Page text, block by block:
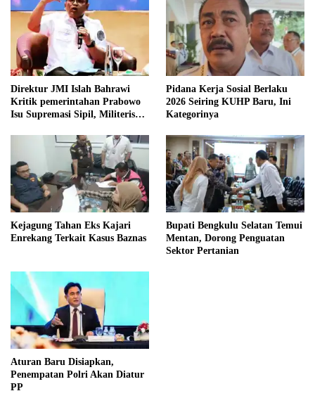
Direktur JMI Islah Bahrawi
Kritik pemerintahan Prabowo
Isu Supremasi Sipil, Militerisasi,
Pidana Kerja Sosial Berlaku
2026 Seiring KUHP Baru, Ini
Kategorinya
Kejagung Tahan Eks Kajari
Enrekang Terkait Kasus Baznas
Bupati Bengkulu Selatan Temui
Mentan, Dorong Penguatan
Sektor Pertanian
Aturan Baru Disiapkan,
Penempatan Polri Akan Diatur
PP